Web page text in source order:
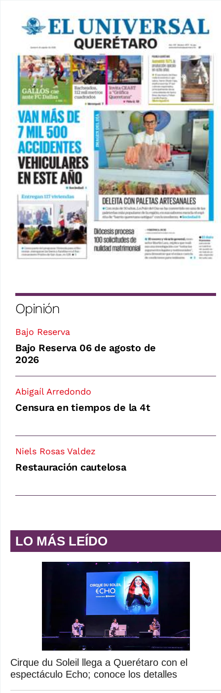
Opinión
Bajo Reserva
Bajo Reserva 06 de agosto de
2026
Abigaíl Arredondo
Censura en tiempos de la 4t
Niels Rosas Valdez
Restauración cautelosa
LO MÁS LEÍDO
Cirque du Soleil llega a Querétaro con el
espectáculo Echo; conoce los detalles